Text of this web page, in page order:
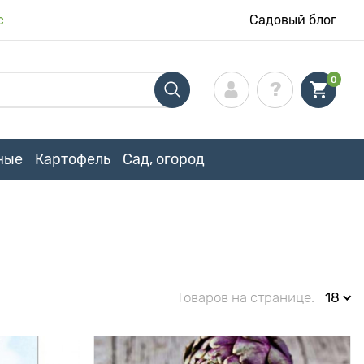
Садовый блог
0
Картофель Сад, огород
Товаров на странице: 18